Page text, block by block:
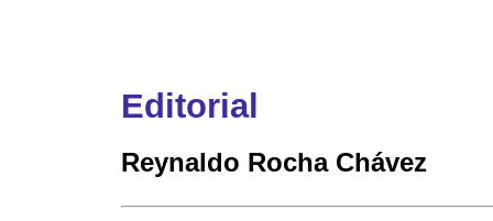
Editorial
Reynaldo Rocha Chávez